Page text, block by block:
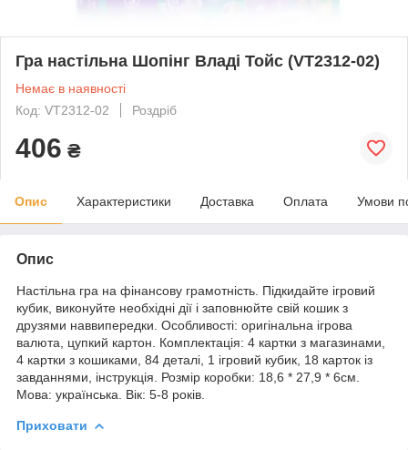
Гра настільна Шопінг Владі Тойс (VT2312-02)
Немає в наявності
Код: VT2312-02
Роздріб
406 ₴
Опис Характеристики Доставка Оплата Умови
Опис
Настільна гра на фінансову грамотність. Підкидайте ігровий
кубик, виконуйте необхідні дії і заповнюйте свій кошик з
друзями наввипередки. Особливості: оригінальна ігрова
валюта, цупкий картон. Комплектація: 4 картки з магазинами,
4 картки з кошиками, 84 деталі, 1 ігровий кубик, 18 карток із
завданнями, інструкція. Розмір коробки: 18,6 * 27,9 * 6см.
Мова: українська. Вік: 5-8 років.
Приховати